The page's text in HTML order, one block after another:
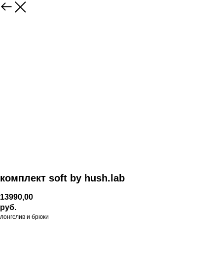
комплект soft by hush.lab
13990,00
руб.
лонгслив и брюки